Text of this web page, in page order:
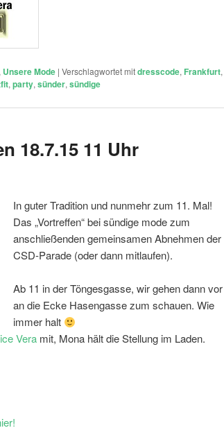
Unsere Mode | Verschlagwortet mitdresscode, Frankfurt,
, party, sünder, sündige
18.7.15 11 Uhr
In guter Tradition und nunmehr zum 11. Mal!
Das „Vortreffen“ bei sündige mode zum
anschließenden gemeinsamen Abnehmen der
CSD-Parade (oder dann mitlaufen).
Ab 11 in der Töngesgasse, wir gehen dann vor
an die Ecke Hasengasse zum schauen. Wie
immer halt
Vera mit, Mona hält die Stellung im Laden.